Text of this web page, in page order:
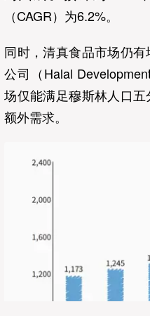
（CAGR）为6.2%。
同时，清真食品市场仍
公司（Halal
场仅能满足穆斯林人口
额外需求。